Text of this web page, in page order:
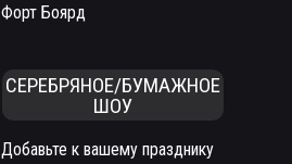
СЕРЕБРЯНОЕ/БУМАЖНОЕ
ШОУ
Форт Боярд
Добавьте к вашему празднику